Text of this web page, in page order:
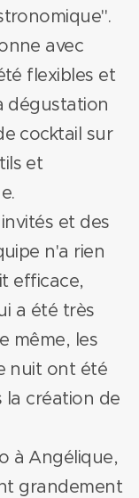
avec
flexibles et
dégustation
cocktail sur
et
et des
n'a rien
efficace,
a été très
même, les
nuit ont été
la création de
à Angélique,
grandement